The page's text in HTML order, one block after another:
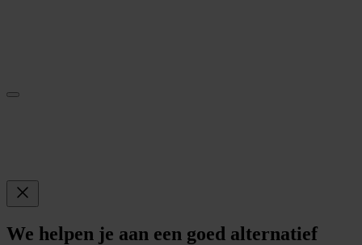
We helpen je aan een goed alternatief